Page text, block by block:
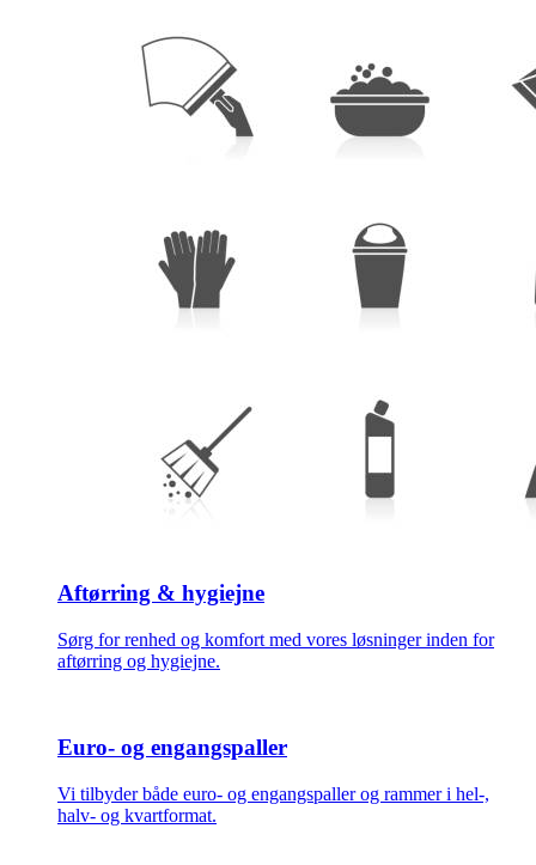
Aftørring & hygiejne
Sørg for renhed og komfort med vores løsninger inden for
aftørring og hygiejne.
Euro- og engangspaller
Vi tilbyder både euro- og engangspaller og rammer i hel-,
halv- og kvartformat.